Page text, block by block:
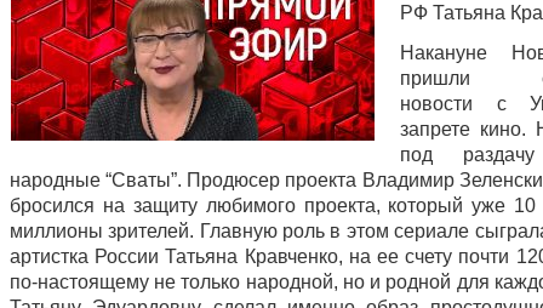
РФ Татьяна
Накануне
пришли
новости с
запрете кино.
под
народные “Сваты”. Продюсер проекта Владимир
бросился на защиту любимого проекта, который уже 10
миллионы зрителей. Главную роль в этом сериале
артистка России Татьяна Кравченко, на ее счету почти
по-настоящему не только народной, но и родной для